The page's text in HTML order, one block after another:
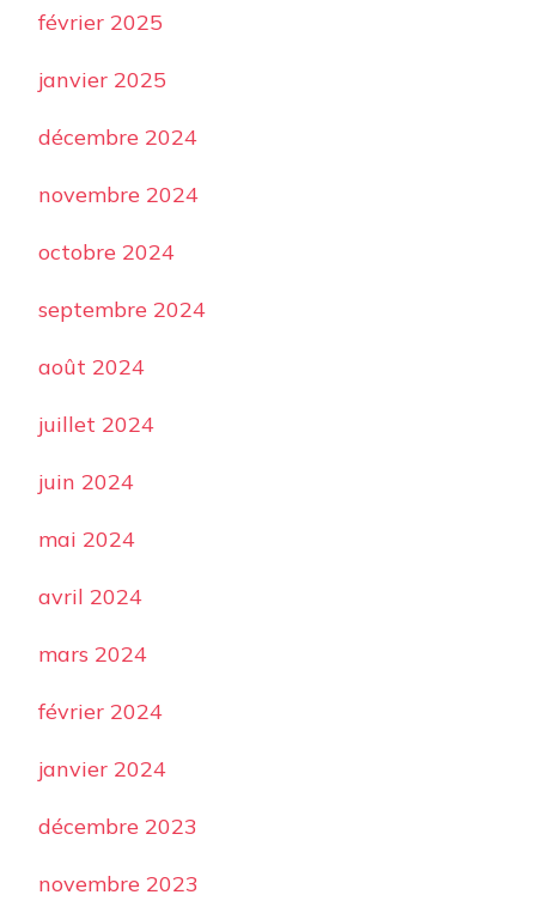
février 2025
janvier 2025
décembre 2024
novembre 2024
octobre 2024
septembre 2024
août 2024
juillet 2024
juin 2024
mai 2024
avril 2024
mars 2024
février 2024
janvier 2024
décembre 2023
novembre 2023